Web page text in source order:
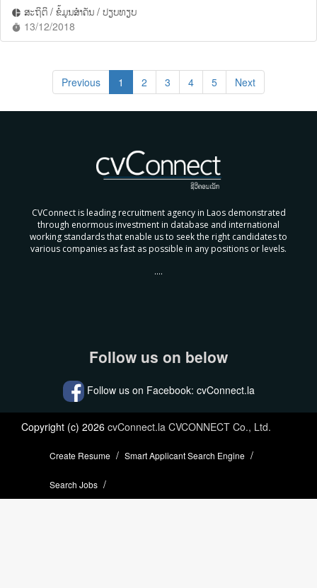
pie_chart ສະຖິຕິ / ຂໍ້ມູນສຳຄັນ / ປຽບທຽບ
timer 13/12/2018
Previous 1 2 3 4 5 Next
CVConnect is leading recruitment agency in Laos demonstrated
through enormous investment in database and international
working standards that enable us to seek the right candidates to
various companies as fast as possible in any positions or levels.
....
Follow us on below
Follow us on Facebook: cvConnect.la
Copyright (c) 2026 cvConnect.la CVCONNECT Co., Ltd.
Create Resume Smart Applicant Search Engine
Search Jobs